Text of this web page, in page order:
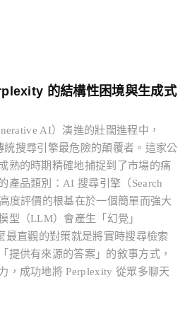
的結構性困境與生成式
AI）演進的壯闊進程中，
統搜尋引擎最危險的顛覆者。這家公
熟的時期精確地捕捉到了市場的痛
產品類別：AI 搜尋引擎（Search
度評價的根基在於一個簡單而強大
型（LLM）會產生「幻覺」
最直觀的對策就是將實時搜尋檢索
提供有來源的答案」的敘事方式，
，成功地將 Perplexity 從眾多聊天